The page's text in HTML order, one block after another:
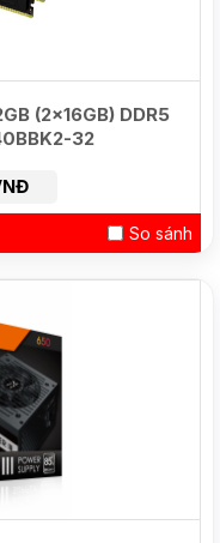
(2x16GB) DDR5
32
So sánh